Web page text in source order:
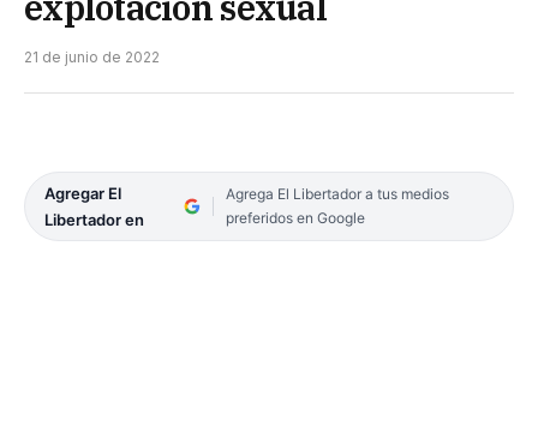
21 de junio de 2022
Agregar El
Libertador en
Agrega El Libertador a tus medios
preferidos en Google